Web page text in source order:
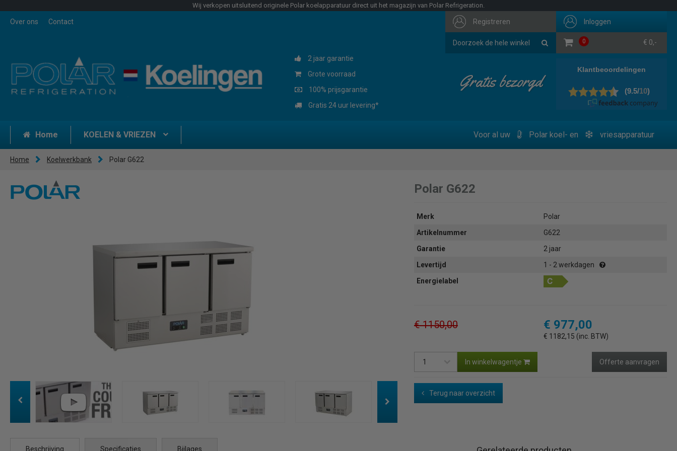
Wij verkopen uitsluitend originele Polar koelapparatuur direct uit het magazijn van Polar Refrigeration.
Over ons Contact Inloggen
0 € 0,-
Registreren
2 jaar garantie
Grote voorraad
100% prijsgarantie
Gratis 24 uur levering*
Gratis bezorgd
Home KOELEN & VRIEZEN Voor al uw Polar koel- en vriesapparatuur
Home Koelwerkbank Polar G622
Polar G622
Merk
Polar
Artikelnummer
G622
Garantie
2 jaar
Levertijd
1 - 2 werkdagen
Energielabel
€ 1150,00 € 977,00
€ 1182,15 (inc. BTW)
In winkelwagentje Offerte aanvragen
Terug naar overzicht
Beschrijving Specificaties Bijlages